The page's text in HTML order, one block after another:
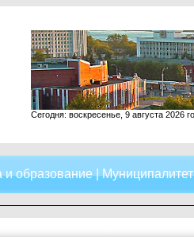
Сегодня: воскресенье, 9 августа 2026
и образование|